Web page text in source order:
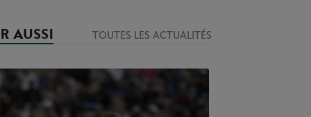
AUSSI TOUTES LES ACTUALITÉS